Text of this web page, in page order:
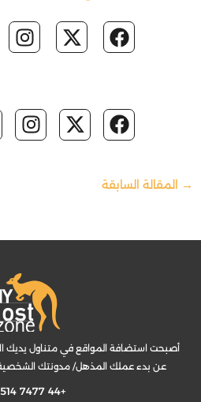
F
a
e
b
o
X
-
t
I
n
r
m
F
a
b
o
o
X
-
i
t
t
I
n
a
g
r
→ المقالة السابقة
أصبحت استضافة المواقع في متناول
عن بدء عملك المذهل/ مدونتك الشخصية /
+44 7477 210514